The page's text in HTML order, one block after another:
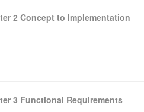
2 Concept to Implementation
3 Functional Requirements